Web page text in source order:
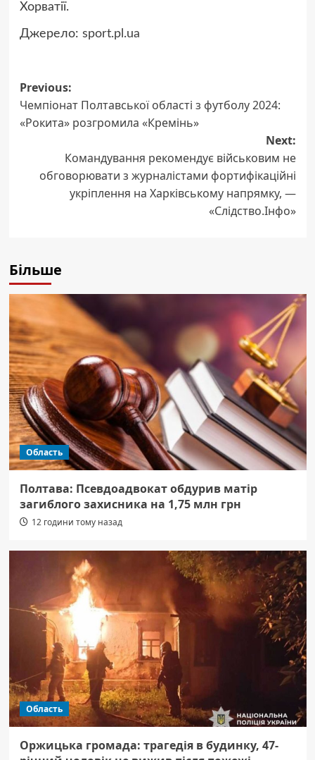
Хорватії.
Джерело: sport.pl.ua
Post
navigation
Previous:
Чемпіонат Полтавської області з футболу 2024:
«Рокита» розгромила «Кремінь»
Next:
Командування рекомендує військовим не
обговорювати з журналістами фортифікаційні
укріплення на Харківському напрямку, —
«Слідство.Інфо»
Більше
Область
Полтава: Псевдоадвокат обдурив матір
загиблого захисника на 1,75 млн грн
12 години тому назад
Область
Оржицька громада: трагедія в будинку, 47-